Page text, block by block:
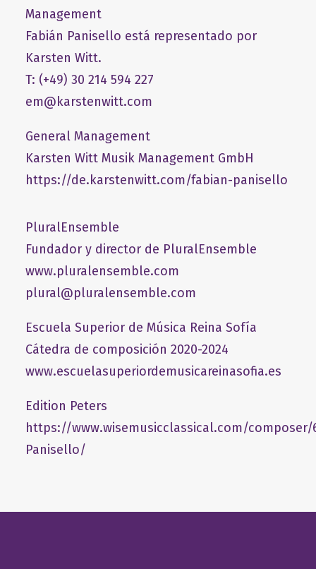
Management
Fabián Panisello está representado por
Karsten Witt.
T: (+49) 30 214 594 227
em@karstenwitt.com
General Management
​Karsten Witt Musik Management GmbH​
https://de.karstenwitt.com/fabian-panisello
PluralEnsemble
Fundador y director de PluralEnsemble
www.pluralensemble.com
plural@pluralensemble.com
Escuela Superior de Música Reina Sofía
Cátedra de composición 2020-2024
www.escuelasuperiordemusicareinasofia.es
Edition Peters
https://www.wisemusicclassical.com/composer/
Panisello/